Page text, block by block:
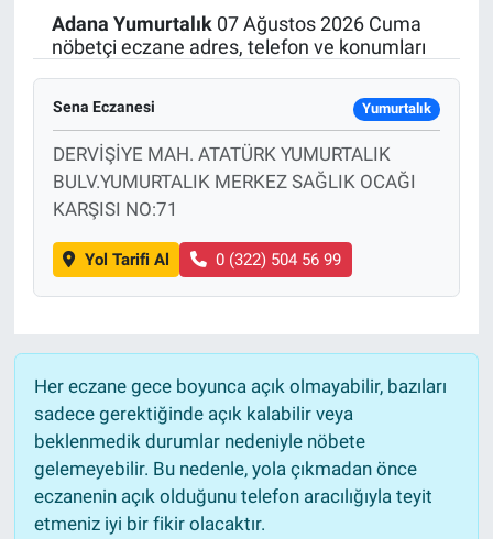
Adana Yumurtalık07 Ağustos 2026 Cuma
nöbetçi eczane adres, telefon ve konumları
Sena Eczanesi Yumurtalık
DERVİŞİYE MAH. ATATÜRK YUMURTALIK
BULV.YUMURTALIK MERKEZ SAĞLIK OCAĞI
KARŞISI NO:71
Yol Tarifi Al 0 (322) 504 56 99
Her eczane gece boyunca açık olmayabilir, bazıları
sadece gerektiğinde açık kalabilir veya
beklenmedik durumlar nedeniyle nöbete
gelemeyebilir. Bu nedenle, yola çıkmadan önce
eczanenin açık olduğunu telefon aracılığıyla teyit
etmeniz iyi bir fikir olacaktır.
Politika
Bilecik
Kütahya
Gezi
Genel
Magazin
Bilim ve Teknoloji